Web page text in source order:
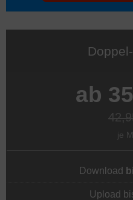
ab
je
Download
Upload